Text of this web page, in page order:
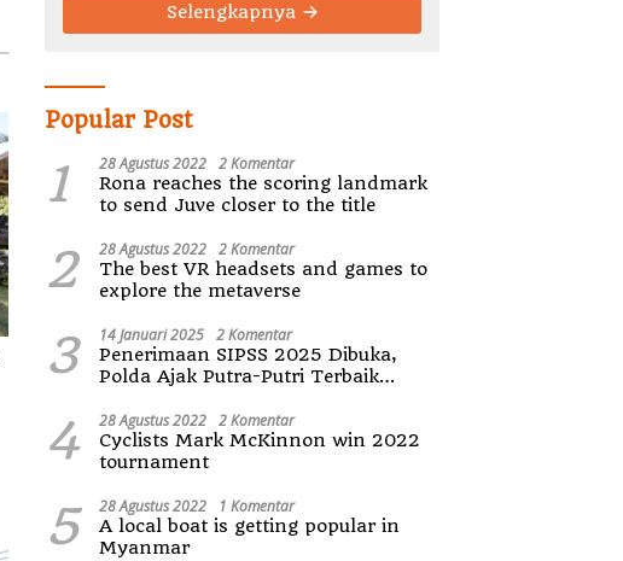
Selengkapnya
Popular Post
1 28 Agustus 2022 2 Komentar
Rona reaches the scoring landmark
to send Juve closer to the title
2 28 Agustus 2022 2 Komentar
The best VR headsets and games to
explore the metaverse
3 14 Januari 2025 2 Komentar
Penerimaan SIPSS 2025 Dibuka,
Polda Ajak Putra-Putri Terbaik
4 28 Agustus 2022 2 Komentar
Cyclists Mark McKinnon win 2022
tournament
5 28 Agustus 2022 1 Komentar
A local boat is getting popular in
Myanmar